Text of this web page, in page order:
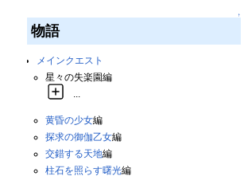
↑
物語
メインクエスト
星々の失楽園編
黄昏の少女編
探求の御伽乙女編
交錯する天地編
柱石を照らす曙光編